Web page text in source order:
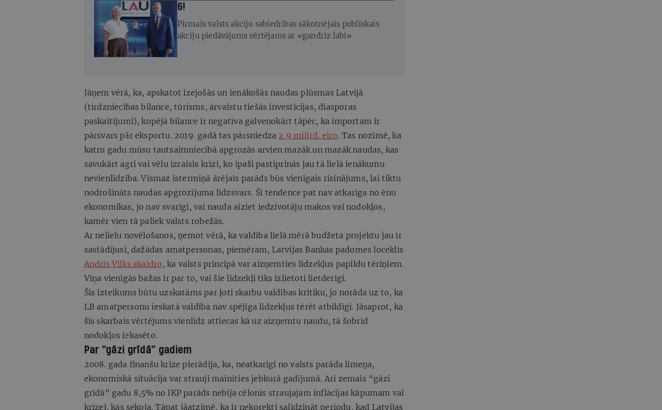
pirms nākamās sapulces augusta vidū?
6!
Pirmais valsts akciju sabiedrības sākotnējais publiskais
akciju piedāvājums vērtējams ar «gandrīz labi»
Jāņem vērā, ka, apskatot izejošās un ienākošās naudas plūsmas Latvijā
(tirdzniecības bilance, tūrisms, ārvalstu tiešās investīcijas, diasporas
paskaitījumi), kopējā bilance ir negatīva galvenokārt tāpēc, ka importam ir
pārsvars pār eksportu. 2019. gadā tas pārsniedza 2,9 miljrd. eiro. Tas nozīmē, ka
katru gadu mūsu tautsaimniecībā apgrozās arvien mazāk un mazāk naudas, kas
savukārt agri vai vēlu izraisīs krīzi, ko īpaši pastiprinās jau tā lielā ienākumu
nevienlīdzība. Vismaz īstermiņā ārējais parāds būs vienīgais risinājums, lai tiktu
nodrošināts naudas apgrozījuma līdzsvars. Šī tendence pat nav atkarīga no ēnu
ekonomikas, jo nav svarīgi, vai nauda aiziet iedzīvotāju makos vai nodokļos,
kamēr vien tā paliek valsts robežās.
Ar nelielu novēlošanos, ņemot vērā, ka valdība lielā mērā budžeta projektu jau ir
sastādījusi, dažādas amatpersonas, piemēram, Latvijas Bankas padomes loceklis
Andris Vilks skaidro , ka valsts principā var aizņemties līdzekļus papildu tēriņiem.
Viņa vienīgās bažas ir par to, vai šie līdzekļi tiks izlietoti lietderīgi.
Šis izteikums būtu uzskatāms par ļoti skarbu valdības kritiku, jo norāda uz to, ka
LB amatpersonu ieskatā valdība nav spējīga līdzekļus tērēt atbildīgi. Jāsaprot, ka
šis skarbais vērtējums vienlīdz attiecas kā uz aizņemtu naudu, tā šobrīd
nodokļos iekasēto.
Par “gāzi grīdā” gadiem
2008. gada finanšu krīze pierādīja, ka, neatkarīgi no valsts parāda līmeņa,
ekonomiskā situācija var strauji mainīties jebkurā gadījumā. Arī zemais “gāzi
grīdā” gadu 8,5% no IKP parāds nebija cēlonis straujajam inflācijas kāpumam vai
krīzei, kas sekoja. Tāpat jāatzīmē, ka ir nekorekti salīdzināt periodu, kad Latvijas